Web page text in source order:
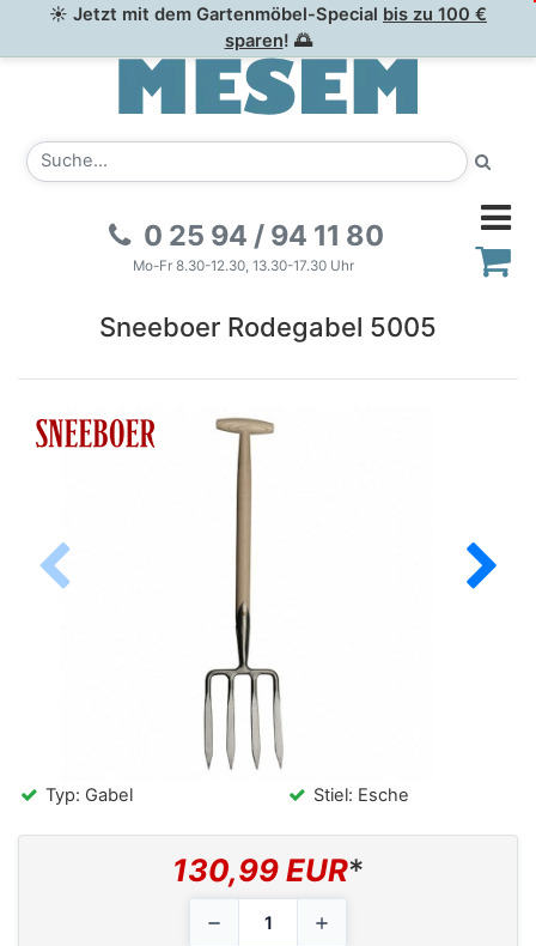
☀ Jetzt mit dem Gartenmöbel-Special bis zu 100 €
sparen! 🌅
0 25 94 / 94 11 80
Mo-Fr 8.30-12.30, 13.30-17.30 Uhr
Sneeboer Rodegabel 5005
Typ: Gabel Stiel: Esche
130,99 EUR*